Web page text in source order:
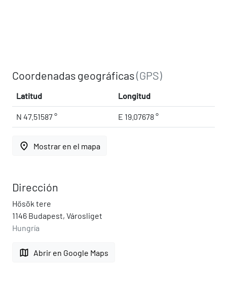
Coordenadas geográficas(GPS)
Latitud Longitud
N 47.51587 ° E 19.07678 °
place Mostrar en el mapa
Dirección
Hősök tere
1146 Budapest, Városliget
Hungría
map Abrir en Google Maps